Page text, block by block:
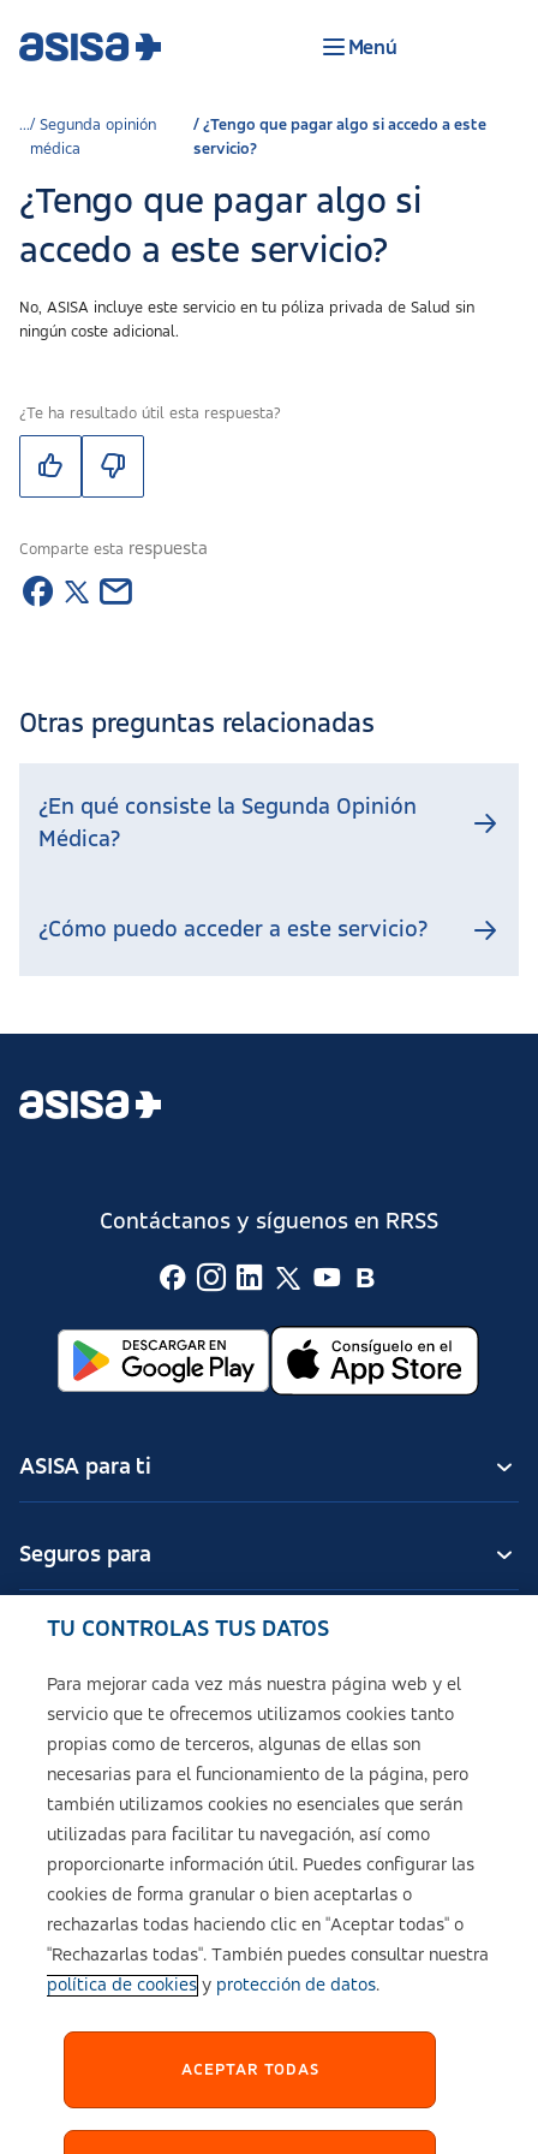
Menú
Segunda opinión
médica
¿Tengo que pagar algo si accedo a este
servicio?
¿Tengo que pagar algo si
accedo a este servicio?
No, ASISA incluye este servicio en tu póliza privada de Salud sin
ningún coste adicional.
¿Te ha resultado útil esta respuesta?
Comparte esta respuesta
Otras preguntas relacionadas
¿En qué consiste la Segunda Opinión
Médica?
¿Cómo puedo acceder a este servicio?
Contáctanos y síguenos en RRSS
ASISA para ti
Seguros para
Seguros de ASISA
Sobre ASISA
Política de cookies
Configuración de cookies
Política de Privacidad
Accesibilidad
TU CONTROLAS TUS DATOS
Para mejorar cada vez más nuestra página web y el
servicio que te ofrecemos utilizamos cookies tanto
propias como de terceros, algunas de ellas son
necesarias para el funcionamiento de la página, pero
también utilizamos cookies no esenciales que serán
utilizadas para facilitar tu navegación, así como
proporcionarte información útil. Puedes configurar las
cookies de forma granular o bien aceptarlas o
rechazarlas todas haciendo clic en "Aceptar todas" o
"Rechazarlas todas". También puedes consultar nuestra
política de cookiesy protección de datos.
ACEPTAR TODAS